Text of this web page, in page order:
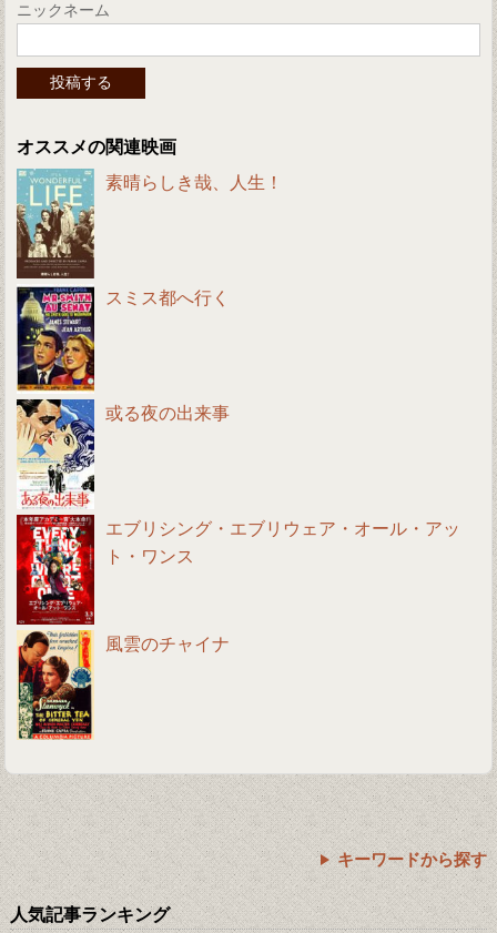
ニックネーム
オススメの関連映画
素晴らしき哉、人生！
スミス都へ行く
或る夜の出来事
エブリシング・エブリウェア・オール・アッ
ト・ワンス
風雲のチャイナ
キーワードから探す
人気記事ランキング